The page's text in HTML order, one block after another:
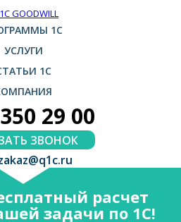
1С
УСЛУГИ
1С
350 29 00
ЗВОНОК
расчет
задачи по 1С!